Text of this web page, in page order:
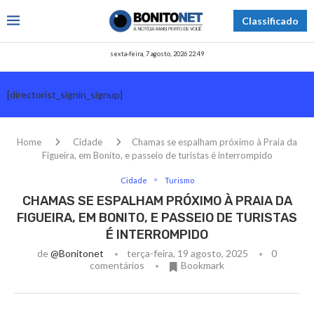
Classificado
sexta-feira, 7 agosto, 2026 22:49
[directorist_signin_signup]
Home Cidade
Chamas se espalham próximo à Praia da
Figueira, em Bonito, e passeio de turistas é interrompido
Cidade Turismo
CHAMAS SE ESPALHAM PRÓXIMO À PRAIA DA
FIGUEIRA, EM BONITO, E PASSEIO DE TURISTAS
É INTERROMPIDO
de@bonitonet terça-feira, 19 agosto, 2025
0
comentários
Bookmark